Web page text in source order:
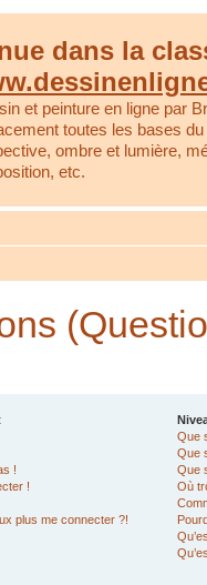
dans la
et peinture en ligne par
toutes les bases
ombre et lumière,
etc.
!
!
plus me connecter ?!
Que
Que
Que
Où